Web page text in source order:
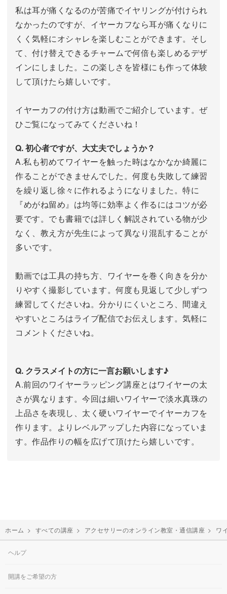
私は耳が痛くなるのが苦痛でイヤリングが付けられ
なかったのですが、イヤーカフなら耳が痛くなりに
くく気軽にオシャレを楽しむことができます。そし
て、付け替えできるチャームで何倍も楽しめるデザ
インにしました。この楽しさを皆様にも作って体験
して頂けたら嬉しいです。
イヤーカフの付け方は動画でご紹介しています。ぜ
ひご覧になってみてくださいね！
Q. 初心者ですが、大丈夫でしょうか？
A.私も初めてワイヤーを触った時はなかなか綺麗に
作ることができませんでした。何度も失敗して練習
を繰り返し徐々に作れるようになりました。特に
『めがね留め』は均等に効率よく作るにはコツが必
要です。でも書籍では詳しく解説されている物が少
なく、教え方が先生によって異なり混乱することが
多いです。
動画では工具の持ち方、ワイヤーを巻く向きを分か
りやすく撮影しています。何度も見返して少しずつ
練習してくださいね。分かりにくいところ、間違え
やすいところはライブ配信でお伝えします。気軽に
コメントくださいね。
Q. クラスメイトの方に一言お願いします♪
A.前回のワイヤーラッピング講座とはワイヤーの太
さが異なります。今回は細いワイヤーで淡水真珠の
上品さを表現し、太く硬いワイヤーでイヤーカフを
作ります。よりレベルアップした内容になっていま
す。作品作りの幅を広げて頂けたら嬉しいです。
ホーム > すべての講座 > アクセサリーのオンライン教室・通信講座 > ワ
ヘルプ
開講をご希望の方